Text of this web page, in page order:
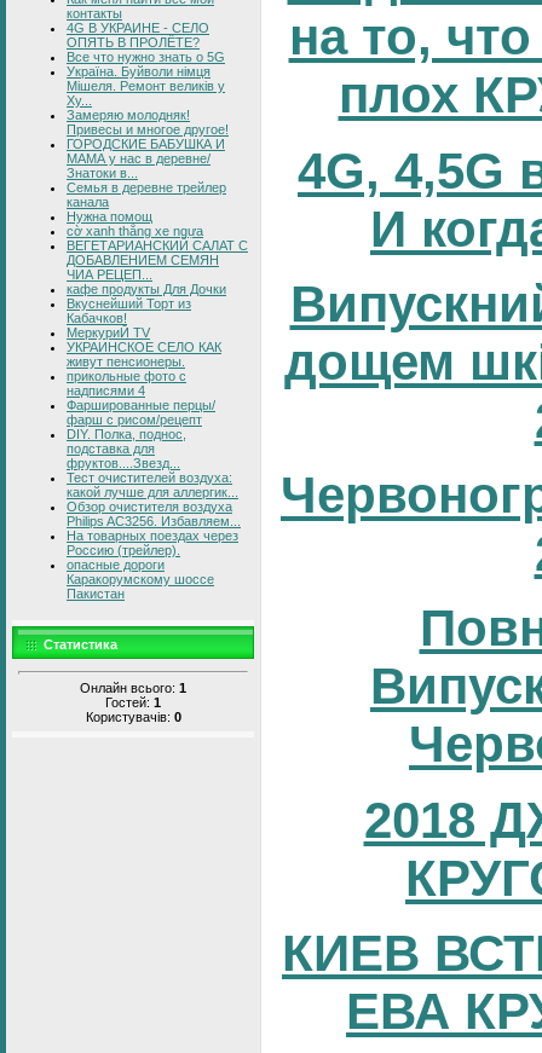
контакты
4G В УКРАИНЕ - СЕЛО
ОПЯТЬ В ПРОЛЁТЕ?
Все что нужно знать о 5G
Україна. Буйволи німця
Мішеля. Ремонт великів у
Ху...
Замеряю молодняк!
Привесы и многое другое!
ГОРОДСКИЕ БАБУШКА И
МАМА у нас в деревне/
Знатоки в...
Семья в деревне трейлер
канала
Нужна помощ
cờ xanh thắng xe ngựa
ВЕГЕТАРИАНСКИЙ САЛАТ С
ДОБАВЛЕНИЕМ СЕМЯН
ЧИА РЕЦЕП...
кафе продукты Для Дочки
Вкуснейший Торт из
Кабачков!
МеркуриЙ TV
УКРАИНСКОЕ СЕЛО КАК
живут пенсионеры.
прикольные фото с
надписями 4
Фаршированные перцы/
фарш с рисом/рецепт
DIY. Полка, поднос,
подставка для
фруктов....Звезд...
Тест очистителей воздуха:
какой лучше для аллергик...
Обзор очистителя воздуха
Philips AC3256. Избавляем...
На товарных поездах через
Россию (трейлер).
опасные дороги
Каракорумскому шоссе
Пакистан
Статистика
Онлайн всього: 1
Гостей: 1
Користувачів: 0
на то,
плох
4G, 4,5G
И
дощем
2018
КИЕВ
ЕВА